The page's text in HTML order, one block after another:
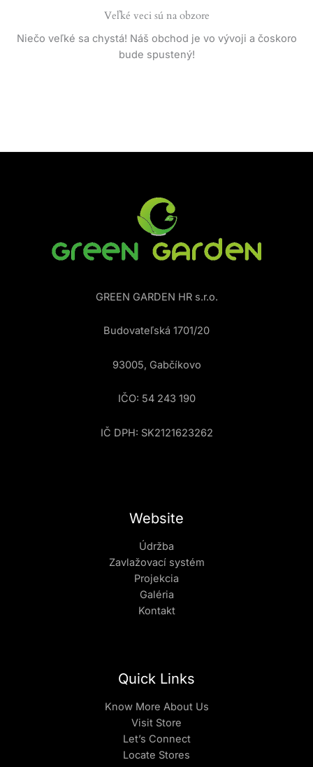
Veľké veci sú na obzore
Niečo veľké sa chystá! Náš obchod je vo vývoji a čoskoro
bude spustený!
GREEN GARDEN HR s.r.o.
Budovateľská 1701/20
93005, Gabčíkovo
IČO: 54 243 190
IČ DPH: SK2121623262
Website
Údržba
Zavlažovací systém
Projekcia
Galéria
Kontakt
Quick Links
Know More About Us
Visit Store
Let’s Connect
Locate Stores